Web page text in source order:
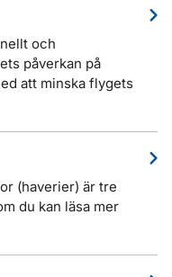
och
påverkan på
att minska flygets
(haverier) är tre
du kan läsa mer